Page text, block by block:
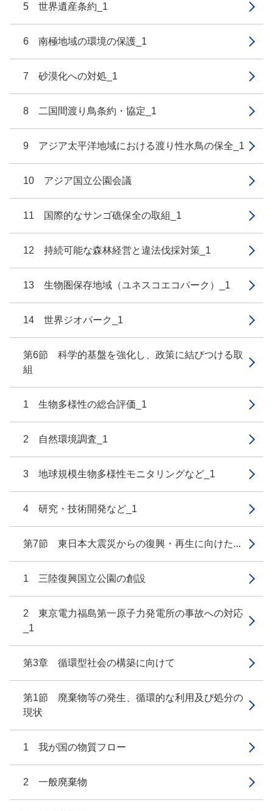
5 世界遺産条約_1
6 南極地域の環境の保護_1
7 砂漠化への対処_1
8 二国間渡り鳥条約・協定_1
9 アジア太平洋地域における渡り性水鳥の保全_1
10 アジア国立公園会議
11 国際的なサンゴ礁保全の取組_1
12 持続可能な森林経営と違法伐採対策_1
13 生物圏保存地域（ユネスコエコパーク）_1
14 世界ジオパーク_1
第6節 科学的基盤を強化し、政策に結びつける取
組
1 生物多様性の総合評価_1
2 自然環境調査_1
3 地球規模生物多様性モニタリングなど_1
4 研究・技術開発など_1
第7節 東日本大震災からの復興・再生に向けた...
1 三陸復興国立公園の創設
2 東京電力福島第一原子力発電所の事故への対応
_1
第3章 循環型社会の構築に向けて
第1節 廃棄物等の発生、循環的な利用及び処分の
現状
1 我が国の物質フロー
2 一般廃棄物